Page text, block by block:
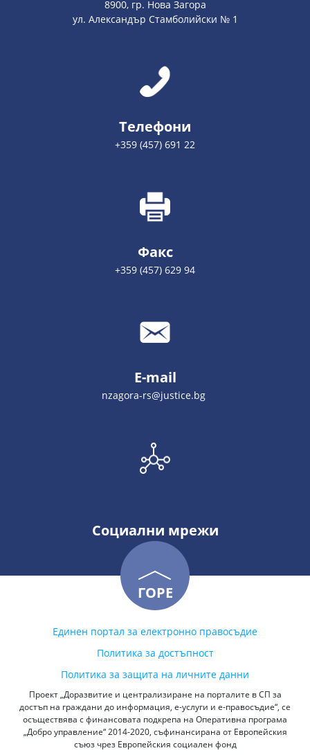
8900, гр. Нова Загора
ул. Александър Стамболийски № 1
Телефони
+359 (457) 691 22
Факс
+359 (457) 629 94
E-mail
nzagora-rs@justice.bg
Социални мрежи
ГОРЕ
Единен портал за електронно правосъдие
Политика за достъпност
Политика за защита на личните данни
Проект „Доразвитие и централизиране на порталите в СП за
достъп на граждани до информация, е-услуги и е-правосъдие“, се
осъществява с финансовата подкрепа на Оперативна програма
„Добро управление“ 2014-2020, съфинансирана от Европейския
съюз чрез Европейския социален фонд